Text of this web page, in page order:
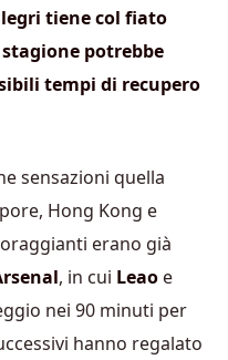
tiene col fiato
stagione potrebbe
tempi di recupero
sensazioni quella
Hong Kong e
erano già
, in cui Leao e
nei 90 minuti per
hanno regalato